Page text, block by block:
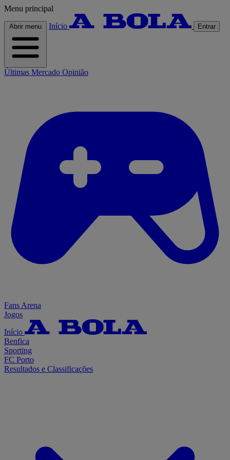
Menu principal
Abrir menu Início Entrar
Últimas Mercado Opinião
Fans Arena
Jogos
Início
Benfica
Sporting
FC Porto
Resultados e Classificações